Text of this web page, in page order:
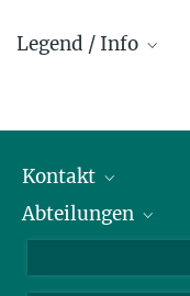
Legend / Info
Z- ~ Central
AS23a- ~ Berlin
Kontakt
Mitarbeiterverzeichnis
Abteilungen
Biomolekulare